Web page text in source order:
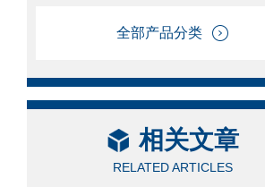
全部产品分类
相关文章
RELATED ARTICLES